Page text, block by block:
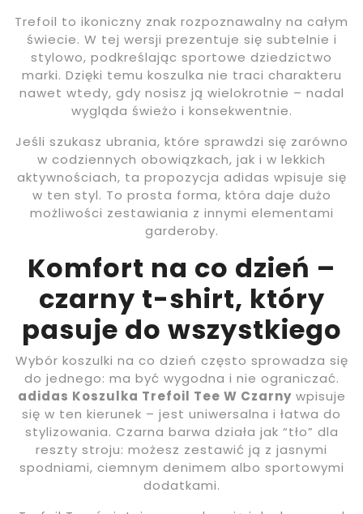
Trefoil to ikoniczny znak rozpoznawalny na całym
świecie. W tej wersji prezentuje się subtelnie i
stylowo, podkreślając sportowe dziedzictwo
marki. Dzięki temu koszulka nie traci charakteru
nawet wtedy, gdy nosisz ją wielokrotnie – nadal
wygląda świeżo i konsekwentnie.
Jeśli szukasz ubrania, które sprawdzi się zarówno
w codziennych obowiązkach, jak i w lekkich
aktywnościach, ta propozycja adidas wpisuje się
w ten styl. To prosta forma, która daje dużo
możliwości zestawiania z innymi elementami
garderoby.
Komfort na co dzień –
czarny t-shirt, który
pasuje do wszystkiego
Wybór koszulki na co dzień często sprowadza się
do jednego: ma być wygodna i nie ograniczać.
adidas Koszulka Trefoil Tee W Czarnywpisuje
się w ten kierunek – jest uniwersalna i łatwa do
stylizowania. Czarna barwa działa jak “tło” dla
reszty stroju: możesz zestawić ją z jasnymi
spodniami, ciemnym denimem albo sportowymi
dodatkami.